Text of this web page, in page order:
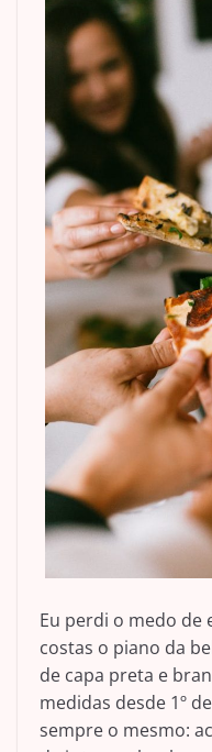
Eu perdi o medo de
costas o piano da
de capa preta e
medidas desde 1º
sempre o mesmo: